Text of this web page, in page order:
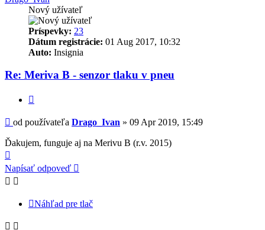
Nový užívateľ
Príspevky: 23
Dátum registrácie: 01 Aug 2017, 10:32
Auto: Insignia
Re: Meriva B - senzor tlaku v pneu
Príspevok
od používateľa Drago_Ivan » 09 Apr 2019, 15:49
Ďakujem, funguje aj na Merivu B (r.v. 2015)
Napísať odpoveď
Náhľad pre tlač